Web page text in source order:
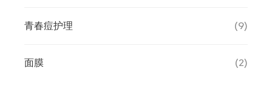
青春痘护理 (9)
面膜 (2)